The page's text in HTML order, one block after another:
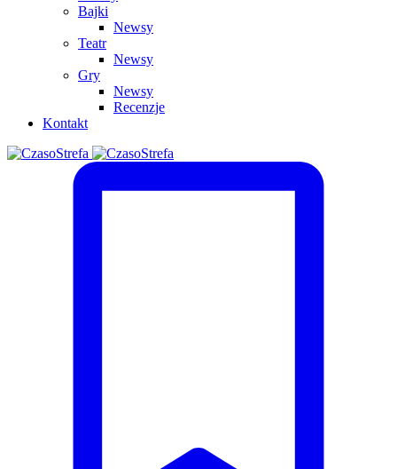
Bajki
Newsy
Teatr
Newsy
Gry
Newsy
Recenzje
Kontakt